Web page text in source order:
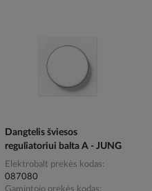
Dangtelis šviesos
reguliatoriui balta A - JUNG
Elektrobalt prekės kodas
087080
Gamintojo prekės kodas